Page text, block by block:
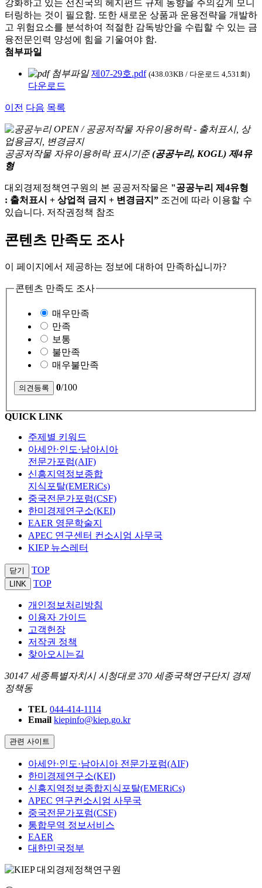
강화하고 있는 선진국의 헤지펀드 규제 동향을 주의깊게 모니
터링하는 것이 필요함. 또한 새로운 상품과 운용전략을 개발하
고 위험요소를 분석하여 적절한 감독방안을 수립할 수 있는 금
융전문인력 양성에 힘을 기울여야 함.
첨부파일
제07-29호.pdf (438.03KB / 다운로드 4,531회)
다운로드
이전 다음 목록
공공저작물 자유이용허락 표시기준 (공공누리, KOGL) 제4유
형
대외경제정책연구원의 본 공공저작물은 "공공누리 제4유형
: 출처표시 + 상업적 금지 + 변경금지” 조건에 따라 이용할 수
있습니다. 저작권정책 참조
콘텐츠 만족도 조사
이 페이지에서 제공하는 정보에 대하여 만족하십니까?
콘텐츠 만족도 조사
매우만족
만족
보통
불만족
매우불만족
0/100
QUICK LINK
주제별 키워드
아세안·인도·남아시아
전문가포럼(AIF)
신흥지역정보종합
지식포탈(EMERiCs)
중국전문가포럼(CSF)
한미경제연구소(KEI)
EAER 영문학술지
APEC 연구센터 컨소시엄 사무국
KIEP 뉴스레터
닫기 TOP
LINK TOP
개인정보처리방침
이용자 가이드
고객헌장
저작권 정책
찾아오시는길
30147 세종특별자치시 시청대로 370 세종국책연구단지 경제
정책동
TEL 044-414-1114
Email kiepinfo@kiep.go.kr
관련 사이트
아세안·인도·남아시아 전문가포럼(AIF)
한미경제연구소(KEI)
신흥지역정보종합지식포탈(EMERiCs)
APEC 연구컨소시엄 사무국
중국전문가포럼(CSF)
통합무역 정보서비스
EAER
대한민국정부